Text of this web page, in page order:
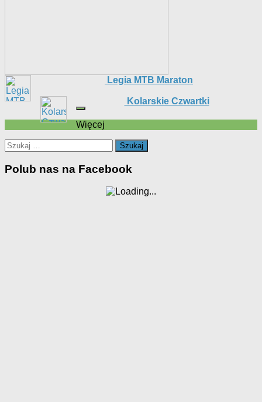
Legia MTB Maraton
Kolarskie Czwartki
Więcej
Szukaj:
Polub nas na Facebook